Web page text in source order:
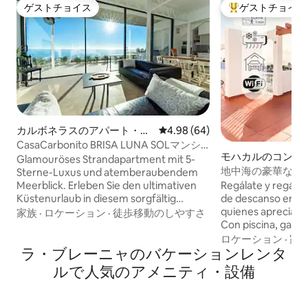
ゲストチョイス
ゲストチョイス
カルボネラスのアパート・マ
ンション
レビュー64件、5つ星中4.98つ
4.98 (64)
CasaCarbonito BRISA LUNA SOLマンシ
ョン・アパートCarboner...
Glamouröses Strandapartment mit 5-
Sterne-Luxus und atemberaubendem
Meerblick. Erleben Sie den ultimativen
Küstenurlaub in diesem sorgfältig
gestalteten Apartment, wo sich
Oft von Gästen als „noch schöner als auf
den Fotos“ beschrieben, bietet Ihnen
dieses Apartment mehr als nur einen
家族 · ロケーション · 徒歩移動のしやすさ
大好評のゲスト
ゲストチョイス
モハカルのコンド
地中海の豪華なバ
休暇
Regálate y
de descanso en
quienes aprecian
Con piscina,
una terraza
espera. A solo 2 minutos a pie de la playa,
nutre tu espíritu
Disfruta de
ロケーション ·家
ラ・ブレーニャのバケーションレンタ
ルで人気のアメニティ・設備